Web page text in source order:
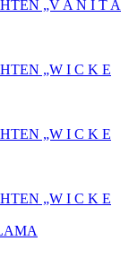
„V A N I T A
„W I C K E
„W I C K E
„W I C K E